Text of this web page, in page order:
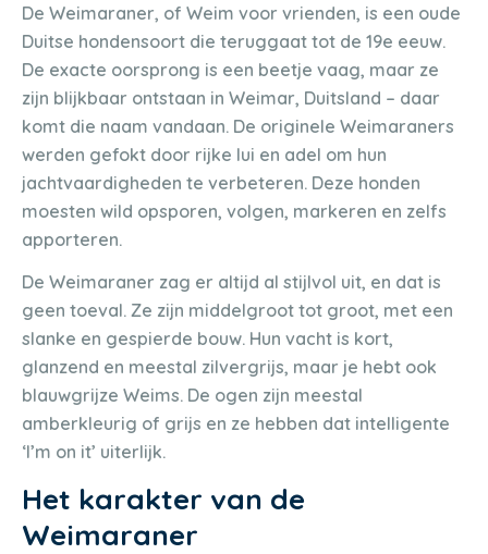
De Weimaraner, of Weim voor vrienden, is een oude
Duitse hondensoort die teruggaat tot de 19e eeuw.
De exacte oorsprong is een beetje vaag, maar ze
zijn blijkbaar ontstaan in Weimar, Duitsland – daar
komt die naam vandaan. De originele Weimaraners
werden gefokt door rijke lui en adel om hun
jachtvaardigheden te verbeteren. Deze honden
moesten wild opsporen, volgen, markeren en zelfs
apporteren.
De Weimaraner zag er altijd al stijlvol uit, en dat is
geen toeval. Ze zijn middelgroot tot groot, met een
slanke en gespierde bouw. Hun vacht is kort,
glanzend en meestal zilvergrijs, maar je hebt ook
blauwgrijze Weims. De ogen zijn meestal
amberkleurig of grijs en ze hebben dat intelligente
‘I’m on it’ uiterlijk.
Het karakter van de
Weimaraner